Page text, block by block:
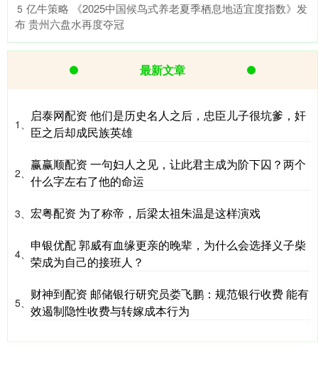
5 ​亿牛策略 《2025中国候鸟式养老夏季栖息地适宜度指数》发
布 贵州六盘水再度夺冠
最新文章
1、
启泰网配资 他们是历史名人之后，忠臣儿子很坑爹，奸
臣之后却成民族英雄
2、
赢赢顺配资 一句妇人之见，让此君主成为阶下囚？两个
什么字左右了他的命运
3、 宏粤配资 为了称帝，后梁太祖朱温是这样演戏
4、
申银优配 郭威有血缘更亲的晚辈，为什么会选择义子柴
荣成为自己的接班人？
5、
财神到配资 邮储银行研究员娄飞鹏：规范银行收费 能有
效遏制隐性收费与转嫁成本行为